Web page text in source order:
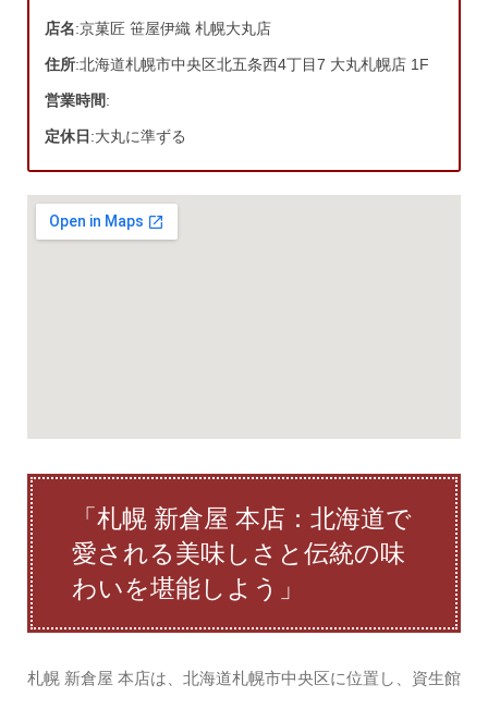
店名:京菓匠 笹屋伊織 札幌大丸店
住所:北海道札幌市中央区北五条西4丁目7 大丸札幌店 1F
営業時間:
定休日 :大丸に準ずる
「札幌 新倉屋 本店：北海道で
愛される美味しさと伝統の味
わいを堪能しよう」
札幌 新倉屋 本店は、北海道札幌市中央区に位置し、資生館